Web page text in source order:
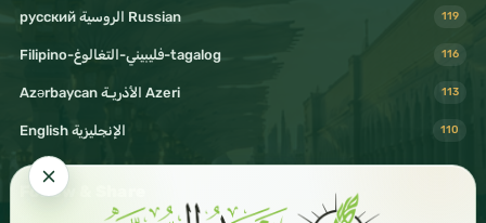
tudo o que possa prejudicar-lhe.
10ـ حق غير المسلمين
يجب على ولي أمر المسلمين أن يحكم فيهم بحكم
الإسلام في النفس والمال والعرض، وأن يقيم الحدود
عليهم فيما يعتقدون تحريمه، ويجب عليه حمايتهم وكف
الأذى عنهم.
русский الروسية Russian 119
Filipino-فليبيني-التغالوغ-tagalog 116
Azərbaycan الأذريـة Azeri 113
English الإنجليزية 110
Follow & Share